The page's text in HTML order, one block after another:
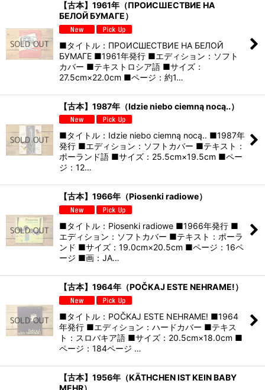
【古本】1961年（ПРОИСШЕСТВИЕ НА
БЕЛОЙ БУМАГЕ）
■タイトル：ПРОИСШЕСТВИЕ НА БЕЛОЙ
БУМАГЕ ■1961年発行 ■エディション：ソフト
カバー ■テキストロシア語 ■サイズ：
27.5cm×22.0cm ■ページ：約1…
【古本】1987年（Idzie niebo ciemną nocą..）
■タイトル：Idzie niebo ciemną nocą.. ■1987年
発行 ■エディション：ソフトカバー ■テキスト：
ポーランド語 ■サイズ：25.5cm×19.5cm ■ペー
ジ：12…
【古本】1966年（Piosenki radiowe）
■タイトル：Piosenki radiowe ■1966年発行 ■
エディション：ソフトカバー ■テキスト：ポーラ
ンド ■サイズ：19.0cm×20.5cm ■ページ：16ペ
ージ ■画：JA…
【古本】1964年（POČKAJ ESTE NEHRAME!）
■タイトル：POČKAJ ESTE NEHRAME! ■1964
年発行 ■エディション：ハードカバー ■テキス
ト：スロバキア語 ■サイズ：20.5cm×18.0cm ■
ページ：184ページ …
【古本】1956年（KÄTHCHEN IST KEIN BABY
MEHR）